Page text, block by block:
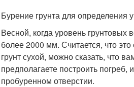
Бурение грунта для определения
Весной, когда уровень грунтовых
более 2000 мм. Считается, что
грунт сухой, можно сказать, что
предполагаете построить
пробуренном отверстии.